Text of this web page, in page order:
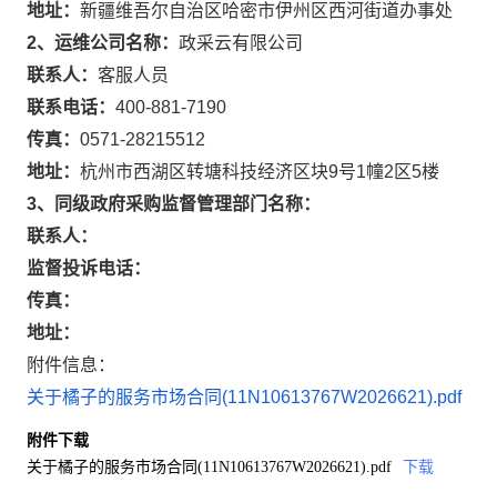
地址： 新疆维吾尔自治区哈密市伊州区西河街道办事处
2、运维公司名称： 政采云有限公司
联系人： 客服人员
联系电话： 400-881-7190
传真： 0571-28215512
地址： 杭州市西湖区转塘科技经济区块9号1幢2区5楼
3、同级政府采购监督管理部门名称：
联系人：
监督投诉电话：
传真：
地址：
附件信息：
关于橘子的服务市场合同(11N10613767W2026621).pdf
附件下载
关于橘子的服务市场合同(11N10613767W2026621).pdf
下载